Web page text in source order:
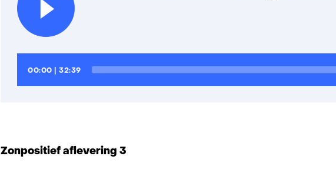
Huidige
00:00 |Totale
32:39
Zonpositief aflevering 3